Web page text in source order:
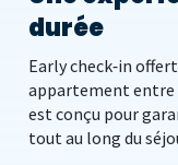
durée
Early check‑in
appartement entre
est conçu pour
tout au long du